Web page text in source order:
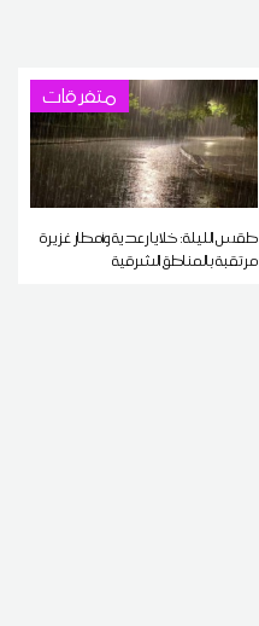
متفرقات
طقس الليلة: خلايا رعدية وأمطار غزيرة
مرتقبة بالمناطق الشرقية